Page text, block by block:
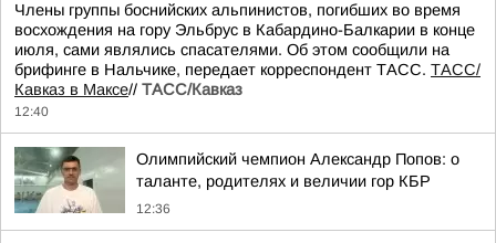
Члены группы боснийских альпинистов, погибших во время
восхождения на гору Эльбрус в Кабардино-Балкарии в конце
июля, сами являлись спасателями. Об этом сообщили на
брифинге в Нальчике, передает корреспондент ТАСС. ТАСС/
Кавказ в Максе// ТАСС/Кавказ
12:40
Олимпийский чемпион Александр Попов: о
таланте, родителях и величии гор КБР
12:36